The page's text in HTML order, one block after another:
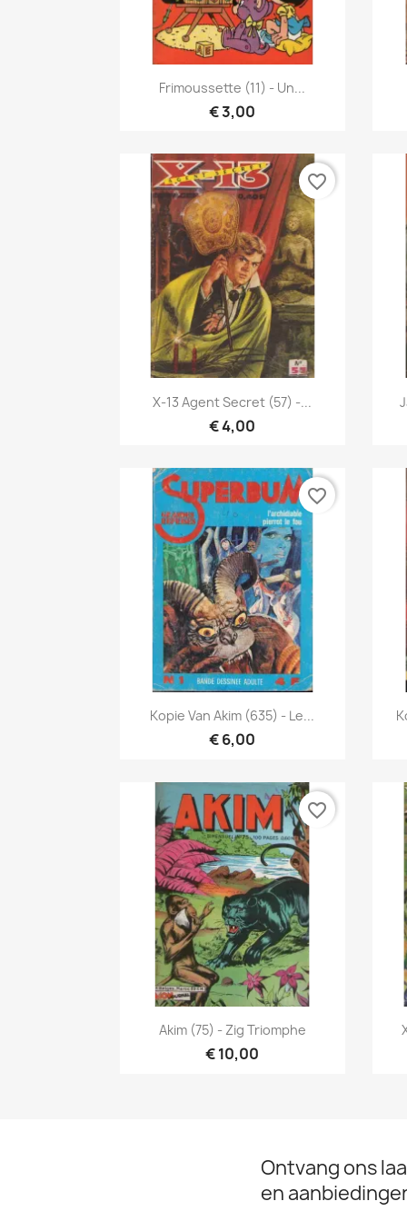
Snel bekijken
Frimoussette (11) - Un...
€ 3,00
Snel bekijken
X-13 Agent Secret (57) -...
€ 4,00
favorite_border
Snel bekijken
Kopie Van Akim (635) - Le...
€ 6,00
favorite_border
Snel bekijken
Akim (75) - Zig Triomphe
€ 10,00
favorite_border
Ontvang ons
en